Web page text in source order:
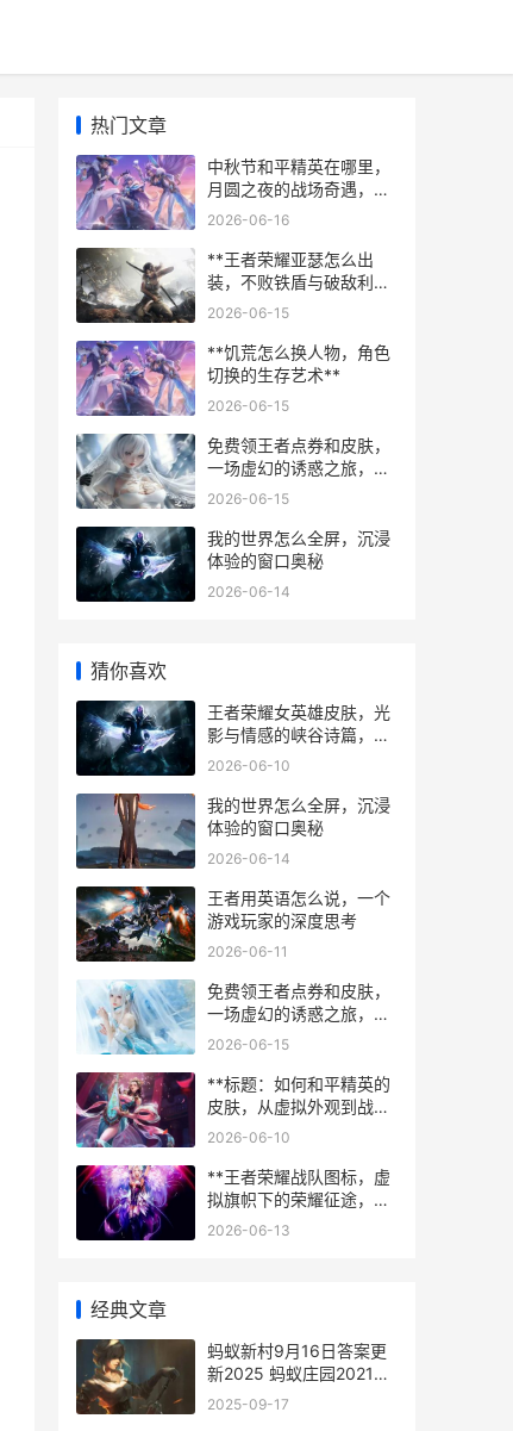
热门文章
中秋节和平精英在哪里，
月圆之夜的战场奇遇，副
标题，虚拟战场中的中秋
2026-06-16
**王者荣耀亚瑟怎么出
装，不败铁盾与破敌利剑
的奥秘**
2026-06-15
**饥荒怎么换人物，角色
切换的生存艺术**
2026-06-15
免费领王者点券和皮肤，
一场虚幻的诱惑之旅，副
标题，资深玩家的冷静剖
2026-06-15
我的世界怎么全屏，沉浸
体验的窗口奥秘
2026-06-14
猜你喜欢
王者荣耀女英雄皮肤，光
影与情感的峡谷诗篇，副
标题，指尖绽放的虚拟美
2026-06-10
我的世界怎么全屏，沉浸
体验的窗口奥秘
2026-06-14
王者用英语怎么说，一个
游戏玩家的深度思考
2026-06-11
免费领王者点券和皮肤，
一场虚幻的诱惑之旅，副
标题，资深玩家的冷静剖
2026-06-15
**标题：如何和平精英的
皮肤，从虚拟外观到战术
艺术的思考，副标题：一
2026-06-10
**王者荣耀战队图标，虚
拟旗帜下的荣耀征途，副
标题，符号背后的战术与
2026-06-13
经典文章
蚂蚁新村9月16日答案更
新2025 蚂蚁庄园2021年
9月16日答案最新
2025-09-17